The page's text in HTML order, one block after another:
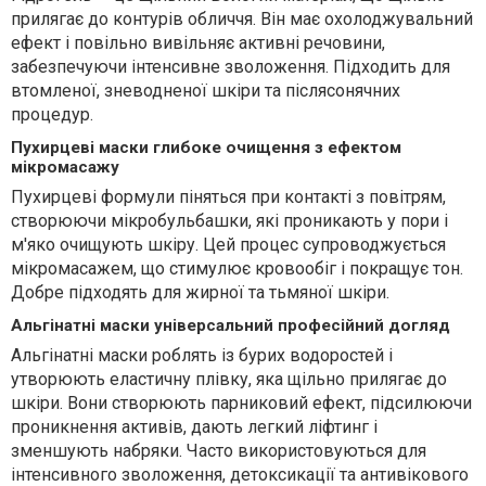
прилягає до контурів обличчя. Він має охолоджувальний
ефект і повільно вивільняє активні речовини,
забезпечуючи інтенсивне зволоження. Підходить для
втомленої, зневодненої шкіри та післясонячних
процедур.
Пухирцеві маски глибоке очищення з ефектом
мікромасажу
Пухирцеві формули піняться при контакті з повітрям,
створюючи мікробульбашки, які проникають у пори і
м'яко очищують шкіру. Цей процес супроводжується
мікромасажем, що стимулює кровообіг і покращує тон.
Добре підходять для жирної та тьмяної шкіри.
Альгінатні маски універсальний професійний догляд
Альгінатні маски роблять із бурих водоростей і
утворюють еластичну плівку, яка щільно прилягає до
шкіри. Вони створюють парниковий ефект, підсилюючи
проникнення активів, дають легкий ліфтинг і
зменшують набряки. Часто використовуються для
інтенсивного зволоження, детоксикації та антивікового